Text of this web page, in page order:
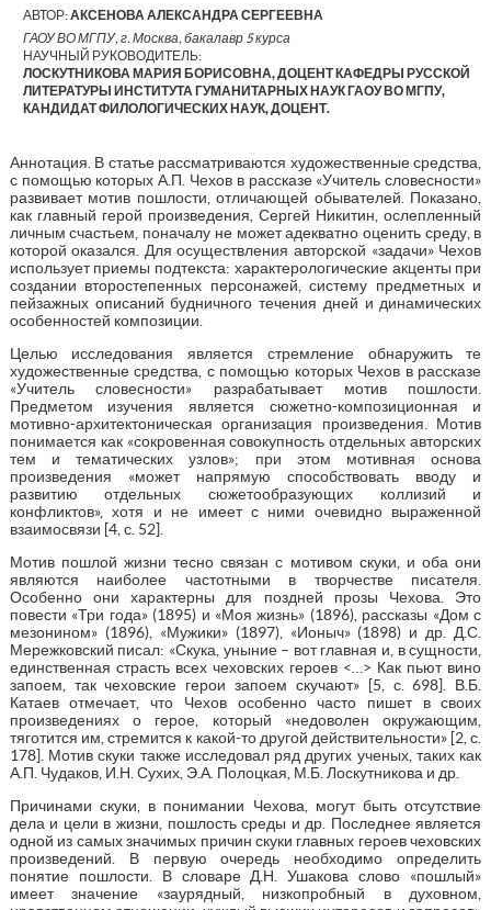
АВТОР:АКСЕНОВА АЛЕКСАНДРА СЕРГЕЕВНА
ГАОУ ВО МГПУ, г. Москва, бакалавр 5 курса
НАУЧНЫЙ РУКОВОДИТЕЛЬ:
ЛОСКУТНИКОВА МАРИЯ БОРИСОВНА, ДОЦЕНТ КАФЕДРЫ РУССКОЙ
ЛИТЕРАТУРЫ ИНСТИТУТА ГУМАНИТАРНЫХ НАУК ГАОУ ВО МГПУ,
КАНДИДАТ ФИЛОЛОГИЧЕСКИХ НАУК, ДОЦЕНТ.
Аннотация. В статье рассматриваются художественные средства,
с помощью которых А.П. Чехов в рассказе «Учитель словесности»
развивает мотив пошлости, отличающей обывателей. Показано,
как главный герой произведения, Сергей Никитин, ослепленный
личным счастьем, поначалу не может адекватно оценить среду, в
которой оказался. Для осуществления авторской «задачи» Чехов
использует приемы подтекста: характерологические акценты при
создании второстепенных персонажей, систему предметных и
пейзажных описаний будничного течения дней и динамических
особенностей композиции.
Целью исследования является стремление обнаружить те
художественные средства, с помощью которых Чехов в рассказе
«Учитель словесности» разрабатывает мотив пошлости.
Предметом изучения является сюжетно-композиционная и
мотивно-архитектоническая организация произведения. Мотив
понимается как «сокровенная совокупность отдельных авторских
тем и тематических узлов»; при этом мотивная основа
произведения «может напрямую способствовать вводу и
развитию отдельных сюжетообразующих коллизий и
конфликтов», хотя и не имеет с ними очевидно выраженной
взаимосвязи [4, с. 52].
Мотив пошлой жизни тесно связан с мотивом скуки, и оба они
являются наиболее частотными в творчестве писателя.
Особенно они характерны для поздней прозы Чехова. Это
повести «Три года» (1895) и «Моя жизнь» (1896), рассказы «Дом с
мезонином» (1896), «Мужики» (1897), «Ионыч» (1898) и др. Д.С.
Мережковский писал: «Скука, уныние – вот главная и, в сущности,
единственная страсть всех чеховских героев <…> Как пьют вино
запоем, так чеховские герои запоем скучают» [5, с. 698]. В.Б.
Катаев отмечает, что Чехов особенно часто пишет в своих
произведениях о герое, который «недоволен окружающим,
тяготится им, стремится к какой-то другой действительности» [2, с.
178]. Мотив скуки также исследовал ряд других ученых, таких как
А.П. Чудаков, И.Н. Сухих, Э.А. Полоцкая, М.Б. Лоскутникова и др.
Причинами скуки, в понимании Чехова, могут быть отсутствие
дела и цели в жизни, пошлость среды и др. Последнее является
одной из самых значимых причин скуки главных героев чеховских
произведений. В первую очередь необходимо определить
понятие пошлости. В словаре Д.Н. Ушакова слово «пошлый»
имеет значение «заурядный, низкопробный в духовном,